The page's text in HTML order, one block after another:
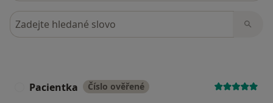
Hledejte v názorech
Pacientka Číslo ověřené